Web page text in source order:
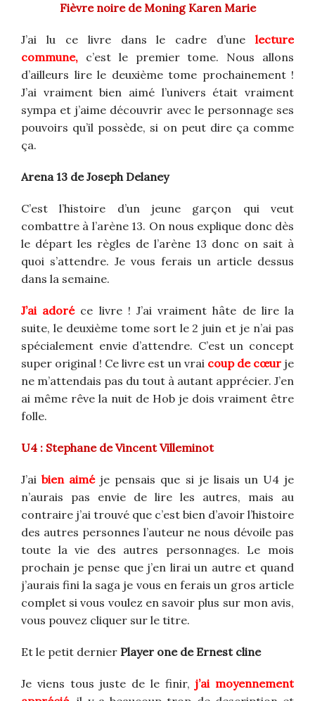
Fièvre noire de Moning Karen Marie
J’ai lu ce livre dans le cadre d’une lecture
commune, c’est le premier tome. Nous allons
d’ailleurs lire le deuxième tome prochainement !
J’ai vraiment bien aimé l’univers était vraiment
sympa et j’aime découvrir avec le personnage ses
pouvoirs qu’il possède, si on peut dire ça comme
ça.
Arena 13 de Joseph Delaney
C’est l’histoire d’un jeune garçon qui veut
combattre à l’arène 13. On nous explique donc dès
le départ les règles de l’arène 13 donc on sait à
quoi s’attendre. Je vous ferais un article dessus
dans la semaine.
J’ai adoréce livre ! J’ai vraiment hâte de lire la
suite, le deuxième tome sort le 2 juin et je n’ai pas
spécialement envie d’attendre. C’est un concept
super original ! Ce livre est un vrai coup de cœurje
ne m’attendais pas du tout à autant apprécier. J’en
ai même rêve la nuit de Hob je dois vraiment être
folle.
U4 : Stephane de Vincent Villeminot
J’aibien aiméje pensais que si je lisais un U4 je
n’aurais pas envie de lire les autres, mais au
contraire j’ai trouvé que c’est bien d’avoir l’histoire
des autres personnes l’auteur ne nous dévoile pas
toute la vie des autres personnages. Le mois
prochain je pense que j’en lirai un autre et quand
j’aurais fini la saga je vous en ferais un gros article
complet si vous voulez en savoir plus sur mon avis,
vous pouvez cliquer sur le titre.
Et le petit dernier Player one de Ernest cline
Je viens tous juste de le finir, j’ai moyennement